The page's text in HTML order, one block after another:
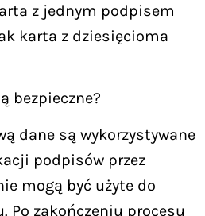
z jednym podpisem
karta z dziesięcioma
bezpieczne?
dane są wykorzystywane
podpisów przez
mogą być użyte do
Po zakończeniu procesu